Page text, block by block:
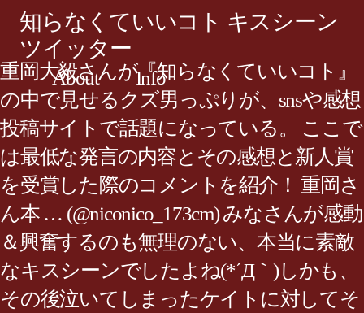
知らなくていいコト キスシーン
ツイッター
About Info
重岡大毅さんが『知らなくていいコト』
の中で見せるクズ男っぷりが、snsや感想
投稿サイトで話題になっている。 ここで
は最低な発言の内容とその感想と新人賞
を受賞した際のコメントを紹介！ 重岡さ
ん本 … (@niconico_173cm) みなさんが感動
＆興奮するのも無理のない、本当に素敵
なキスシーンでしたよね(*´Д｀)しかも、
その後泣いてしまったケイトに対してそ